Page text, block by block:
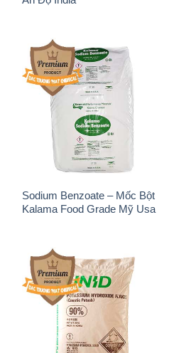
Sodium Benzoate – Mốc Bột
Kalama Food Grade Mỹ Usa